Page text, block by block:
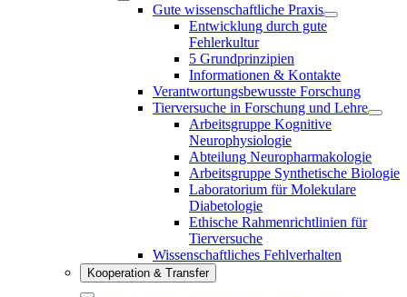
Gute wissenschaftliche Praxis
Entwicklung durch gute
Fehlerkultur
5 Grundprinzipien
Informationen & Kontakte
Verantwortungsbewusste Forschung
Tierversuche in Forschung und Lehre
Arbeitsgruppe Kognitive
Neurophysiologie
Abteilung Neuropharmakologie
Arbeitsgruppe Synthetische Biologie
Laboratorium für Molekulare
Diabetologie
Ethische Rahmenrichtlinien für
Tierversuche
Wissenschaftliches Fehlverhalten
Kooperation & Transfer